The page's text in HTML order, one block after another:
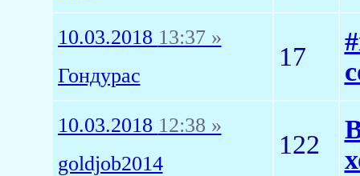
10.03.2018 13:37 »
Гондурас
17
10.03.2018 12:38 »
goldjob2014
122